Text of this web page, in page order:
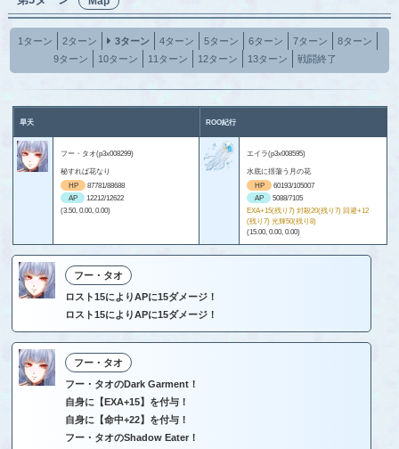
1ターン 2ターン 3ターン 4ターン 5ターン 6ターン 7ターン
8ターン
9ターン
10ターン 11ターン 12ターン 13ターン 戦闘終了
旱天 ROO紀行
フー・タオ(p3x008299)
秘すれば花なり
HP
87781/88688
AP
12212/12622
(3.50, 0.00, 0.00)
エイラ(p3x008595)
水底に揺蕩う月の花
HP
60193/105007
AP
5088/7105
EXA+15(残り7) 封殺20(残り7) 回避+12
(残り7) 光輝50(残り8)
(15.00, 0.00, 0.00)
フー・タオ
ロスト15によりAPに15ダメージ！
ロスト15によりAPに15ダメージ！
フー・タオ
フー・タオのDark Garment！
自身に【EXA+15】を付与！
自身に【命中+22】を付与！
フー・タオのShadow Eater！